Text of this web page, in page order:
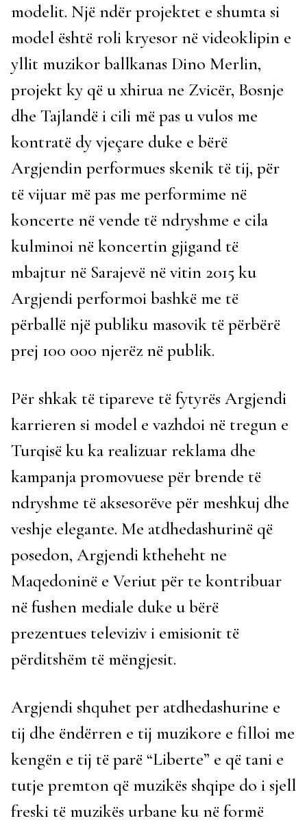
modelit. Një ndër projektet e shumta si
model është roli kryesor në videoklipin e
yllit muzikor ballkanas Dino Merlin,
projekt ky që u xhirua ne Zvicër, Bosnje
dhe Tajlandë i cili më pas u vulos me
kontratë dy vjeçare duke e bërë
Argjendin performues skenik të tij, për
të vijuar më pas me performime në
koncerte në vende të ndryshme e cila
kulminoi në koncertin gjigand të
mbajtur në Sarajevë në vitin 2015 ku
Argjendi performoi bashkë me të
përballë një publiku masovik të përbërë
prej 100 000 njerëz në publik.
Për shkak të tipareve të fytyrës Argjendi
karrieren si model e vazhdoi në tregun e
Turqisë ku ka realizuar reklama dhe
kampanja promovuese për brende të
ndryshme të aksesorëve për meshkuj dhe
veshje elegante. Me atdhedashurinë që
posedon, Argjendi ktheheht ne
Maqedoninë e Veriut për te kontribuar
në fushen mediale duke u bërë
prezentues televiziv i emisionit të
përditshëm të mëngjesit.
Argjendi shquhet per atdhedashurine e
tij dhe ëndërren e tij muzikore e filloi me
kengën e tij të parë “Liberte” e që tani e
tutje premton që muzikës shqipe do i sjell
freski të muzikës urbane ku në formë